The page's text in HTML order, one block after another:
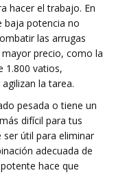
hacer el trabajo. En
baja potencia no
las arrugas
precio, como la
1.800 vatios,
la tarea.
pesada o tiene un
difícil para tus
útil para eliminar
adecuada de
hace que